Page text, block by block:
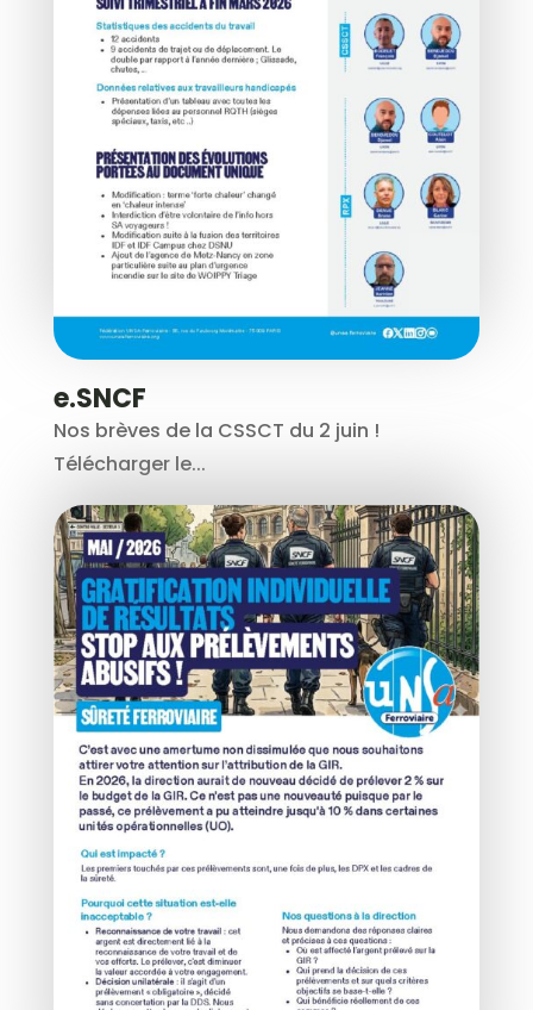
e.SNCF
Nos brèves de la CSSCT du 2 juin !
Télécharger le...